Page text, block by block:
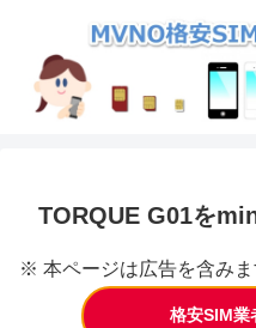
TORQUE G01を
※ 本ページは広告を含みま
格安SIM業